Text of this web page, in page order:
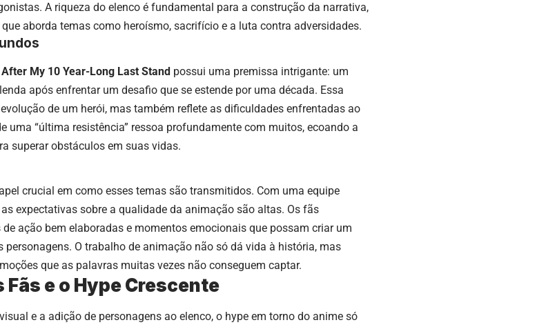
A riqueza do elenco é fundamental para a construção da narrativa,
aborda temas como heroísmo, sacrifício e a luta contra adversidades.
My 10 Year-Long Last Stand possui uma premissa intrigante: um
após enfrentar um desafio que se estende por uma década. Essa
de um herói, mas também reflete as dificuldades enfrentadas ao
uma “última resistência” ressoa profundamente com muitos, ecoando a
superar obstáculos em suas vidas.
crucial em como esses temas são transmitidos. Com uma equipe
expectativas sobre a qualidade da animação são altas. Os fãs
ação bem elaboradas e momentos emocionais que possam criar um
O trabalho de animação não só dá vida à história, mas
que as palavras muitas vezes não conseguem captar.
e o Hype Crescente
e a adição de personagens ao elenco, o hype em torno do anime só